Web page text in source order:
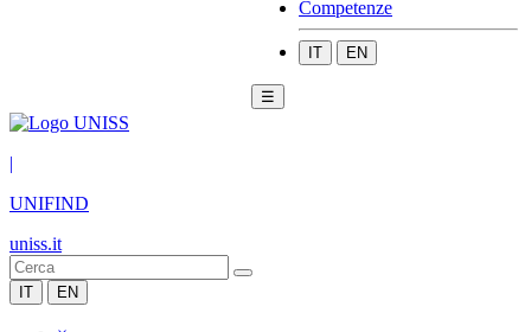
Competenze
IT EN
☰
|
UNIFIND
uniss.it
IT EN